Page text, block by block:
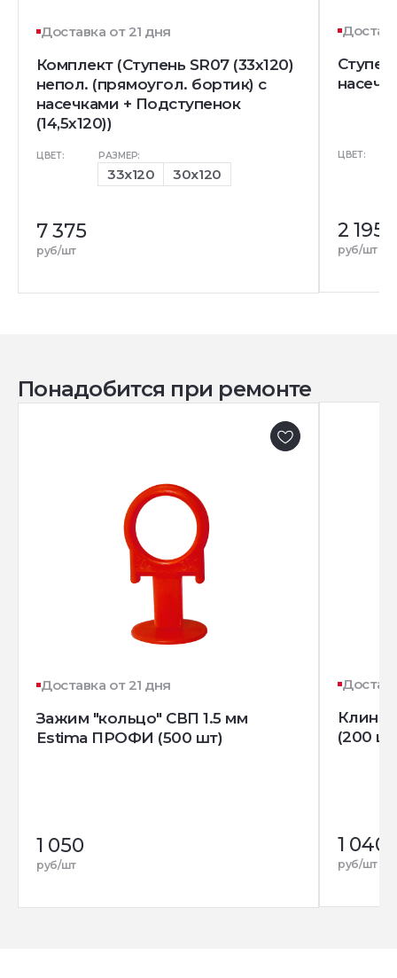
Доставка от 21 дня
Комплект (Ступень SR07 (33x120)
непол. (прямоугол. бортик) с
насечками + Подступенок
(14,5x120))
ЦВЕТ: РАЗМЕР:
33x120 30x120
7 375
руб/шт
ЦВЕТ:
2 195
руб/шт
Понадобится при ремонте
Доставка от 21 дня
Зажим "кольцо" СВП 1.5 мм
Estima ПРОФИ (500 шт)
1 050
руб/шт
Клин
(200
1 040
руб/шт